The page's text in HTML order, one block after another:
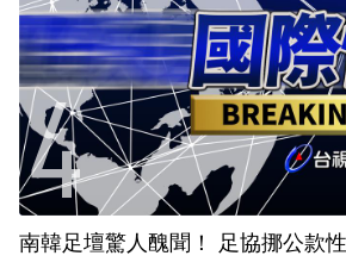
南韓足壇驚人醜聞！ 足協挪公款